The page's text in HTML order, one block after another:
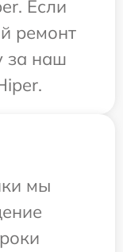
Если
ремонт
за наш
мы